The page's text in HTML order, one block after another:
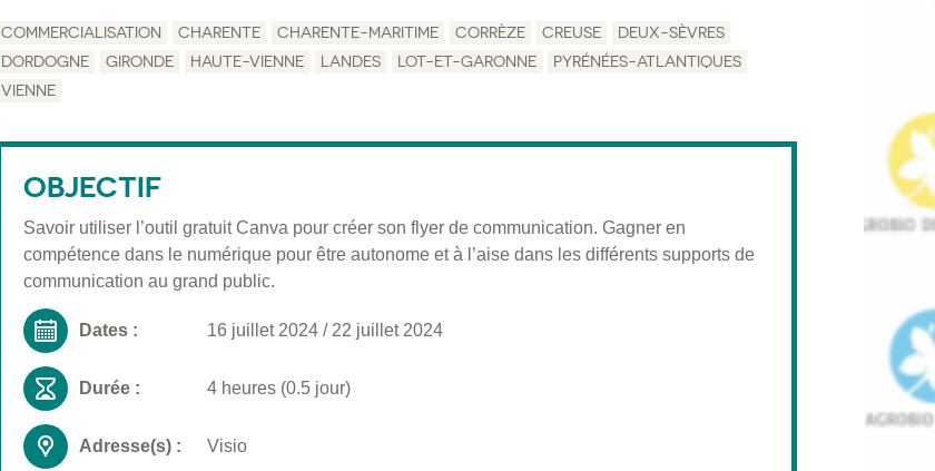
COMMERCIALISATION CHARENTE CHARENTE-MARITIME CORRÈZE CREUSE
DEUX-SÈVRES
DORDOGNE
GIRONDE HAUTE-VIENNE LANDES LOT-ET-GARONNE
PYRÉNÉES-ATLANTIQUES
VIENNE
OBJECTIF
Savoir utiliser l’outil gratuit Canva pour créer son flyer de communication. Gagner en
compétence dans le numérique pour être autonome et à l’aise dans les différents supports de
communication au grand public.
Dates : 16 juillet 2024 / 22 juillet 2024
Durée : 4 heures (0.5 jour)
Adresse(s) : Visio